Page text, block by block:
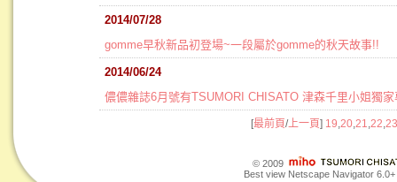
2014/07/28
gomme早秋新品初登場~一段屬於gomme的秋天故事!!
2014/06/24
儂儂雜誌6月號有TSUMORI CHISATO 津森千里小姐獨家
[最前頁/上一頁] 19 20, 21 22 23
© 2009
Best view Netscape Navigator